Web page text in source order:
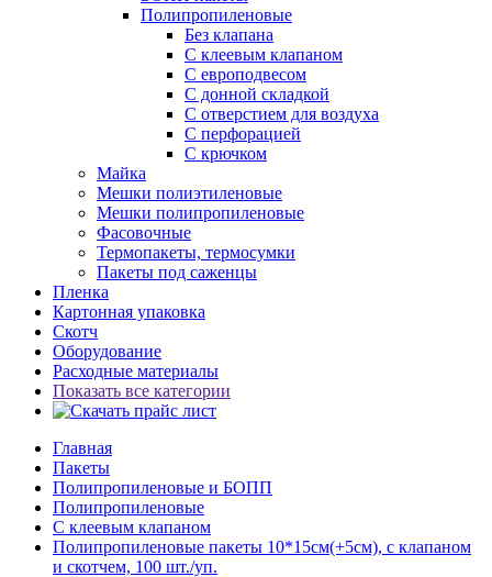
Полипропиленовые
Без клапана
C клеевым клапаном
С европодвесом
С донной складкой
С отверстием для воздуха
С перфорацией
С крючком
Майка
Мешки полиэтиленовые
Мешки полипропиленовые
Фасовочные
Термопакеты, термосумки
Пакеты под саженцы
Пленка
Картонная упаковка
Скотч
Оборудование
Расходные материалы
Показать все категории
Главная
Пакеты
Полипропиленовые и БОПП
Полипропиленовые
C клеевым клапаном
Полипропиленовые пакеты 10*15см(+5см), с клапаном
и скотчем, 100 шт./уп.